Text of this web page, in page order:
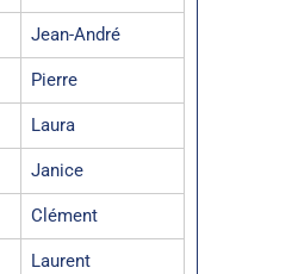
Jean-André
Pierre
Laura
Janice
Clément
Laurent